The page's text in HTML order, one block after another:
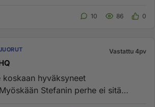
10 86 0
Vastattu 4pv
koskaan hyväksyneet
Stefanin perhe ei sitä